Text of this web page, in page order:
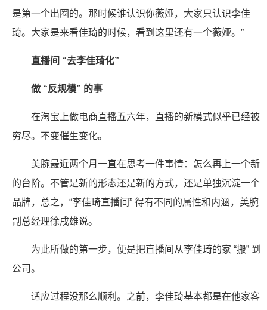
是第一个出圈的。那时候谁认识你薇娅，大家只认识李佳
琦。大家是来看佳琦的时候，看到这里还有一个薇娅。”
直播间 “去李佳琦化”
做 “反规模” 的事
在淘宝上做电商直播五六年，直播的新模式似乎已经被
穷尽。不变催生变化。
美腕最近两个月一直在思考一件事情：怎么再上一个新
的台阶。不管是新的形态还是新的方式，还是单独沉淀一个
品牌，总之，“李佳琦直播间” 得有不同的属性和内涵，美腕
副总经理徐戌雄说。
为此所做的第一步，便是把直播间从李佳琦的家 “搬” 到
公司。
适应过程没那么顺利。之前，李佳琦基本都是在他家客